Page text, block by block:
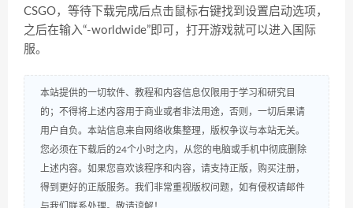
CSGO，等待下载完成后点击鼠标右键找到设置启动选项，
之后在输入“-worldwide”即可，打开游戏就可以进入国际
服。
本站提供的一切软件、教程和内容信息仅限用于学习和研究目
的；不得将上述内容用于商业或者非法用途，否则，一切后果请
用户自负。本站信息来自网络收集整理，版权争议与本站无关。
您必须在下载后的24个小时之内，从您的电脑或手机中彻底删除
上述内容。如果您喜欢该程序和内容，请支持正版，购买注册，
得到更好的正版服务。我们非常重视版权问题，如有侵权请邮件